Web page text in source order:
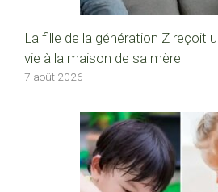
La fille de la génération Z reçoit
vie à la maison de sa mère
7 août 2026